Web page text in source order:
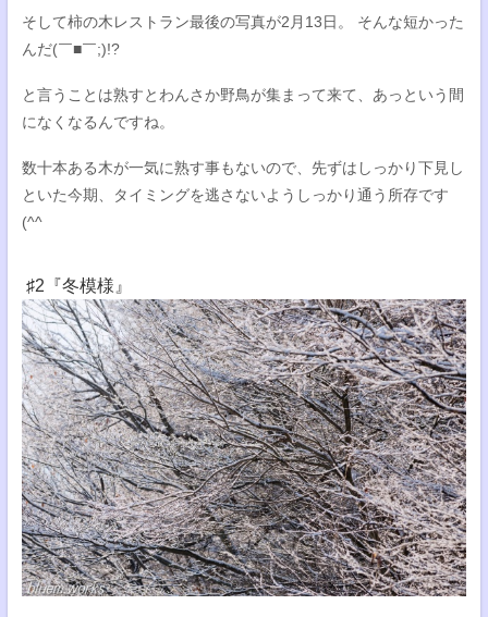
そして柿の木レストラン最後の写真が2月13日。 そんな短かった
んだ(￣■￣;)!?
と言うことは熟すとわんさか野鳥が集まって来て、あっという間
になくなるんですね。
数十本ある木が一気に熟す事もないので、先ずはしっかり下見し
といた今期、タイミングを逃さないようしっかり通う所存です
(^^
♯2『冬模様』